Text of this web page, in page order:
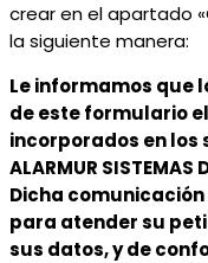
crear en el apartado
la siguiente manera:
Le informamos que
de este formulario
incorporados en los
ALARMUR SISTEMAS
Dicha
para atender su
sus datos, y de